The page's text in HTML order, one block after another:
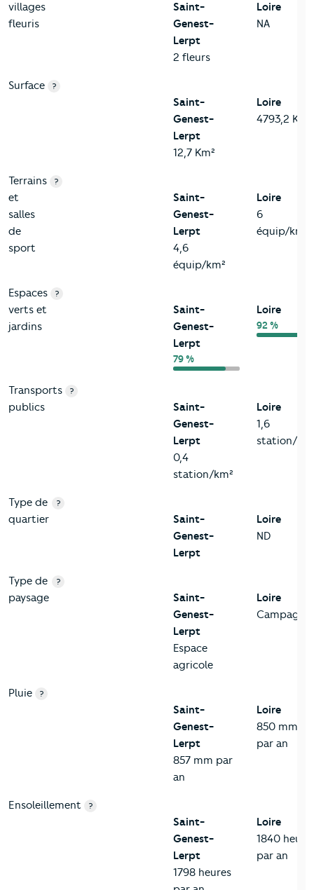
villages
fleuris
Saint-
Genest-
Lerpt
2 fleurs
Loire
NA
Surface ?
Saint-
Genest-
Lerpt
12,7 Km²
Loire
4793,2 Km²
Terrains
et
salles
de
sport
?
Saint-
Genest-
Lerpt
4,6
équip/km²
Loire
6
équip/km²
Espaces
verts et
jardins
?
Saint-
Genest-
Lerpt
79 %
Loire
92 %
Transports
publics
?
Saint-
Genest-
Lerpt
0,4
station/km²
Loire
1,6
station/
Type de
quartier
?
Saint-
Genest-
Lerpt
Loire
ND
Type de
paysage
?
Saint-
Genest-
Lerpt
Espace
agricole
Loire
Campagne
Pluie ?
Saint-
Genest-
Lerpt
857 mm par
an
Loire
850 mm
par an
Ensoleillement ?
Saint-
Genest-
Lerpt
1798 heures
Loire
1840
par an